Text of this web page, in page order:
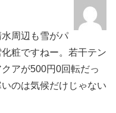
周辺も雪がパ
粧ですねー。若干テン
アが500円0回転だっ
のは気候だけじゃない